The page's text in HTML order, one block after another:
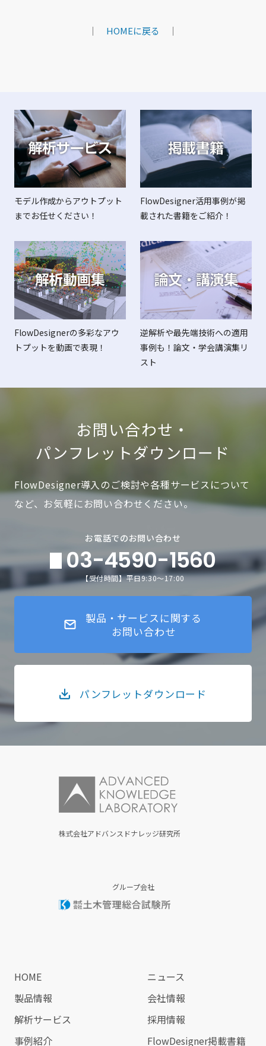
｜ HOMEに戻る ｜
モデル作成からアウトプット
までお任せください！
FlowDesigner活用事例が掲
載された書籍をご紹介！
FlowDesignerの多彩なアウ
トプットを動画で表現！
逆解析や最先端技術への適用
事例も！論文・学会講演集リ
スト
お問い合わせ・
パンフレットダウンロード
FlowDesigner導入のご検討や各種サービスについて
など、お気軽にお問い合わせください。
お電話でのお問い合わせ
03-4590-1560
【受付時間】平日9:30～17:00
製品・サービスに関する
お問い合わせ
パンフレットダウンロード
株式会社アドバンスドナレッジ研究所
グループ会社
HOME
製品情報
解析サービス
事例紹介
ニュース
会社情報
採用情報
FlowDesigner掲載書籍